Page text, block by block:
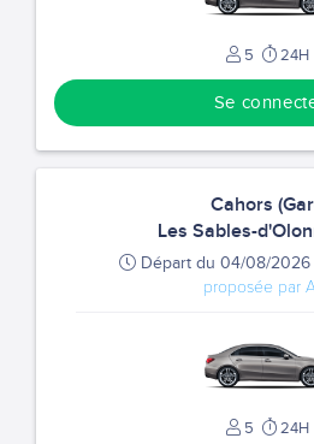
5 24H
Se
Cahors
Les Sables-
Départ du 04/08/2026
proposée par
5 24H